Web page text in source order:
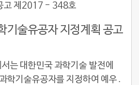
고 제2017 - 348호
기술유공자 지정계획 공고
는 대한민국 과학기술 발전에
학기술유공자를 지정하여 예우․